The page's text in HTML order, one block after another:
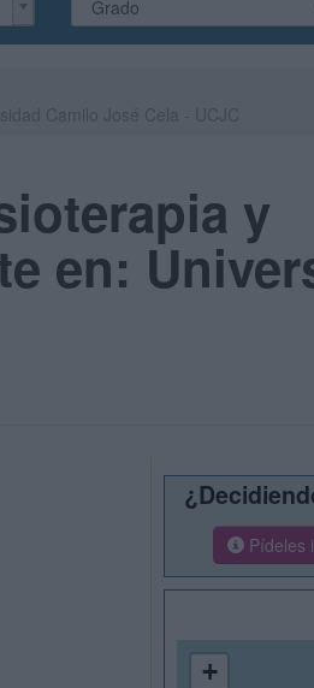
y
en:
Pídeles
+